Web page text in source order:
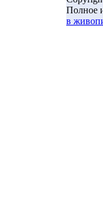
Полное
в